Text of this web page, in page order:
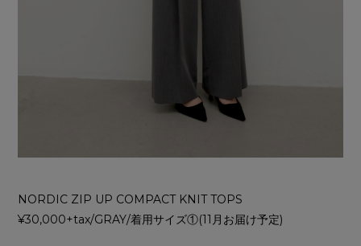
NORDIC ZIP UP COMPACT KNIT TOPS
¥30,000+tax/GRAY/着用サイズ①(11月お届け予定)